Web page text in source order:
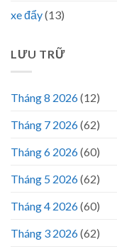
xe đẩy(13)
LƯU TRỮ
Tháng 8 2026(12)
Tháng 7 2026(62)
Tháng 6 2026(60)
Tháng 5 2026(62)
Tháng 4 2026(60)
Tháng 3 2026(62)